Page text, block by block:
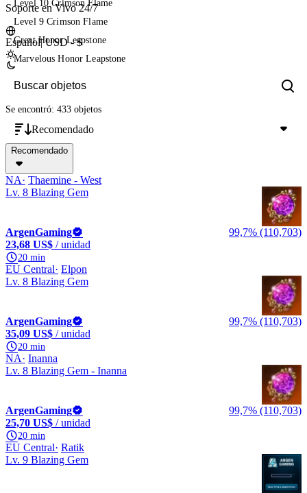
Soporte en Vivo 24/7
Español|USD - $
Level 10 Crimson Flame
Level 9 Crimson Flame
Great Honor Leapstone
Marvelous Honor Leapstone
Se encontró: 433 objetos
Recomendado
Recomendado
NA
Thaemine - West
Lv. 8 Blazing Gem
ArgenGaming
99,7% (110,703)
23,68 US$ / unidad
20 min
EU Central Elpon
Lv. 8 Blazing Gem
ArgenGaming
99,7% (110,703)
35,09 US$ / unidad
20 min
NA
Inanna
Lv. 8 Blazing Gem - Inanna
ArgenGaming
99,7% (110,703)
25,70 US$ / unidad
20 min
EU Central Ratik
Lv. 9 Blazing Gem